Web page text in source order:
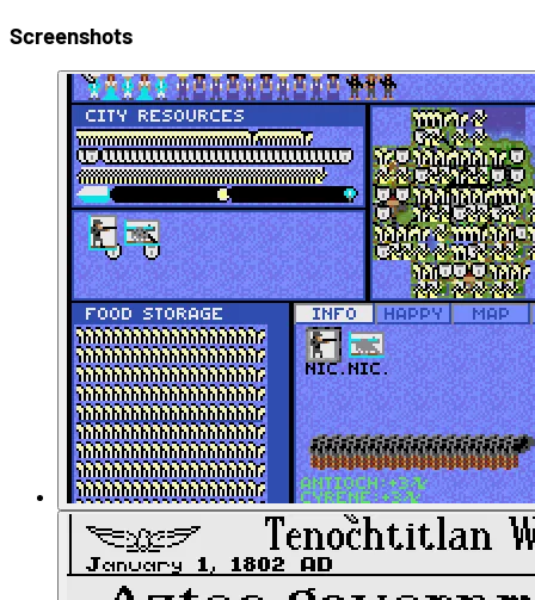
00:50:36 Das Spiel: Eine Partie beginnt
00:53:31 Zeitablauf und Schwierigkeitsgrade
00:57:10 Die Völker und ihre Anführer
00:58:53 Hallo, Stalin!
00:59:04 Die Deutschen haben Friedrich
01:03:55 Das Spielfeld
01:06:47 Die Amerikaner treffen andere Völker
01:09:10 Der Tech-Tree
Screenshots